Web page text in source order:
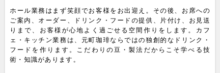
ホール業務はまず笑顔でお客様をお出迎え。その後、お席への
ご案内、オーダー、ドリンク・フードの提供、片付け、お見送
りまで、お客様が心地よく過ごせる空間作りをします。カフ
ェ・キッチン業務は、元町珈琲ならではの独創的なドリンク・
フードを作ります。こだわりの豆・製法だからこそ学べる技
術・知識があります。